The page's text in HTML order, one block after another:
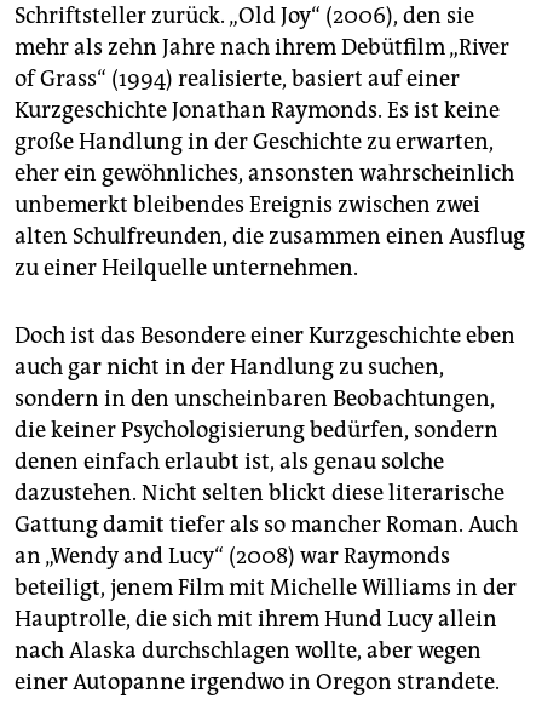
Schriftsteller zurück. „Old Joy“ (2006), den sie
mehr als zehn Jahre nach ihrem Debütfilm „River
of Grass“ (1994) realisierte, basiert auf einer
Kurzgeschichte Jonathan Raymonds. Es ist keine
große Handlung in der Geschichte zu erwarten,
eher ein gewöhnliches, ansonsten wahrscheinlich
unbemerkt bleibendes Ereignis zwischen zwei
alten Schulfreunden, die zusammen einen Ausflug
zu einer Heilquelle unternehmen.
Doch ist das Besondere einer Kurzgeschichte eben
auch gar nicht in der Handlung zu suchen,
sondern in den unscheinbaren Beobachtungen,
die keiner Psychologisierung bedürfen, sondern
denen einfach erlaubt ist, als genau solche
dazustehen. Nicht selten blickt diese literarische
Gattung damit tiefer als so mancher Roman. Auch
an „Wendy and Lucy“ (2008) war Raymonds
beteiligt, jenem Film mit Michelle Williams in der
Hauptrolle, die sich mit ihrem Hund Lucy allein
nach Alaska durchschlagen wollte, aber wegen
einer Autopanne irgendwo in Oregon strandete.